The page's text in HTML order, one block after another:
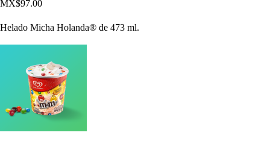
MX$97.00
Helado Micha Holanda® de 473 ml.